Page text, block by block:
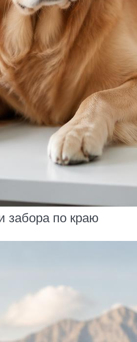
забора по краю